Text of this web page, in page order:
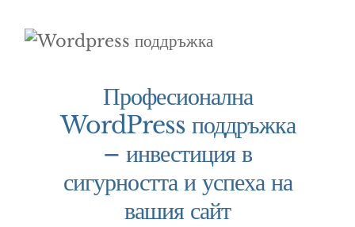
Професионална
WordPress поддръжка
– инвестиция в
сигурността и успеха на
вашия сайт